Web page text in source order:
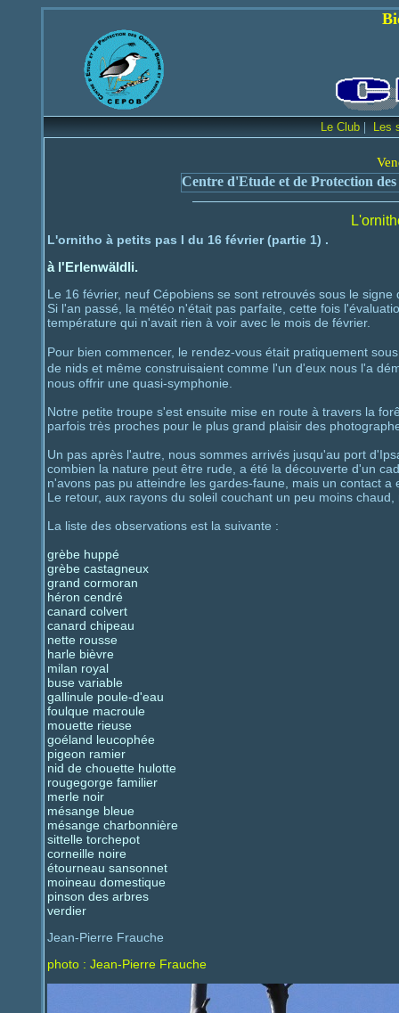
Bienvenue sur
Le Club | Les
Centre d'Etude et de Protection
L'ornitho à petits pas I du 16 février (partie 1) .
à l'Erlenwäldli.
Le 16 février, neuf Cépobiens se sont retrouvés sous le signe
Si l'an passé, la météo n'était pas parfaite, cette fois
température qui n'avait rien à voir avec le mois de février.
Pour bien commencer, le rendez-vous était pratiquement
de nids et même construisaient comme l'un d'eux nous l'a
nous offrir une quasi-symphonie.
Notre petite troupe s'est ensuite mise en route à travers la
parfois très proches pour le plus grand plaisir des
Un pas après l'autre, nous sommes arrivés jusqu'au port
combien la nature peut être rude, a été la découverte d'un
n'avons pas pu atteindre les gardes-faune, mais un contact
Le retour, aux rayons du soleil couchant un peu moins
La liste des observations est la suivante :
grèbe huppé
grèbe castagneux
grand cormoran
héron cendré
canard colvert
canard chipeau
nette rousse
harle bièvre
milan royal
buse variable
gallinule poule-d'eau
foulque macroule
mouette rieuse
goéland leucophée
pigeon ramier
nid de chouette hulotte
rougegorge familier
merle noir
mésange bleue
mésange charbonnière
sittelle torchepot
corneille noire
étourneau sansonnet
moineau domestique
pinson des arbres
verdier
Jean-Pierre Frauche
photo : Jean-Pierre Frauche